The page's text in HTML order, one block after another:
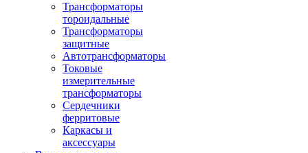
Трансформаторы
тороидальные
Трансформаторы
защитные
Автотрансформаторы
Токовые
измерительные
трансформаторы
Сердечники
ферритовые
Каркасы и
аксессуары